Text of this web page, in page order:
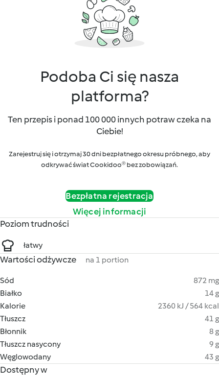
Podoba Ci się nasza
platforma?
Ten przepis i ponad 100 000 innych potraw czeka na
Ciebie!
Zarejestruj się i otrzymaj 30 dni bezpłatnego okresu próbnego, aby
odkrywać świat Cookidoo® bez zobowiązań.
Bezpłatna rejestracja
Więcej informacji
Poziom trudności
łatwy
Wartości odżywcze na 1 portion
Sód
872 mg
Białko
14 g
Kalorie
2360 kJ / 564 kcal
Tłuszcz
41 g
Błonnik
8 g
Tłuszcz nasycony
9 g
Węglowodany
43 g
Dostępny w